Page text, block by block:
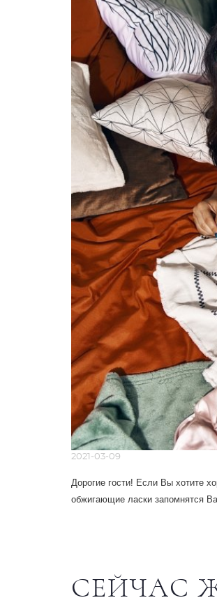
2021-03-09
Дорогие гости! Если Вы хотите
обжигающие ласки запомнятся
СЕЙЧАС